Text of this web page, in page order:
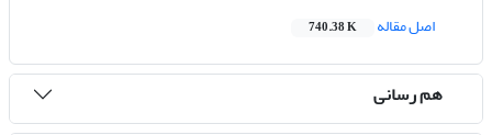
اصل مقاله
740.38 K
هم رسانی